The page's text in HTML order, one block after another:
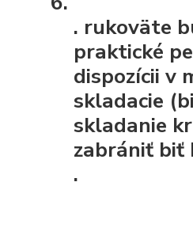
. rukoväte
praktické
dispozícii v
skladacie
skladanie
zabrániť biť
.